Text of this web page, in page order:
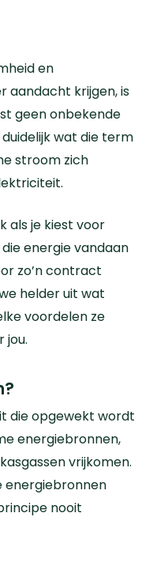
en
aandacht krijgen, is
geen onbekende
wat die term
stroom zich
als je kiest voor
energie vandaan
zo’n contract
helder uit wat
voordelen ze
jou.
die opgewekt wordt
energiebronnen,
vrijkomen.
energiebronnen
nooit